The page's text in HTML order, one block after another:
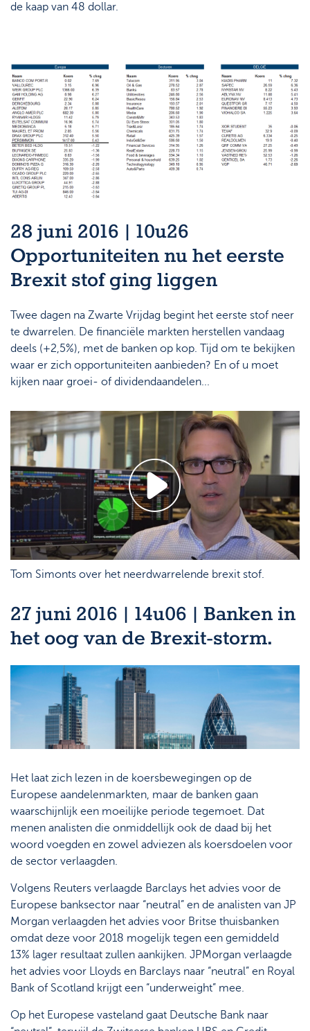
de kaap van 48 dollar.
28 juni 2016 | 10u26
Opportuniteiten nu het eerste
Brexit stof ging liggen
Twee dagen na Zwarte Vrijdag begint het eerste stof neer
te dwarrelen. De financiële markten herstellen vandaag
deels (+2,5%), met de banken op kop. Tijd om te bekijken
waar er zich opportuniteiten aanbieden? En of u moet
kijken naar groei- of dividendaandelen...
Tom Simonts over het neerdwarrelende brexit stof.
27 juni 2016 | 14u06 | Banken in
het oog van de Brexit-storm.
Het laat zich lezen in de koersbewegingen op de
Europese aandelenmarkten, maar de banken gaan
waarschijnlijk een moeilijke periode tegemoet. Dat
menen analisten die onmiddellijk ook de daad bij het
woord voegden en zowel adviezen als koersdoelen voor
de sector verlaagden.
Volgens Reuters verlaagde Barclays het advies voor de
Europese banksector naar “neutral” en de analisten van JP
Morgan verlaagden het advies voor Britse thuisbanken
omdat deze voor 2018 mogelijk tegen een gemiddeld
13% lager resultaat zullen aankijken. JPMorgan verlaagde
het advies voor Lloyds en Barclays naar “neutral” en Royal
Bank of Scotland krijgt een “underweight” mee.
Op het Europese vasteland gaat Deutsche Bank naar